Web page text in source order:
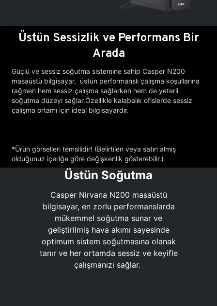
Üstün Sessizlik ve Performans Bir
Arada
Güçlü ve sessiz soğutma sistemine sahip Casper N200
masaüstü bilgisayar, üstün performanslı çalışma koşullarına
rağmen hem sessiz çalışma sağlarken hem de yeterli
soğutma düzeyi sağlar.Özellikle kalabalık ofislerde sessiz
çalışma ortamı için ideal bilgisayardır.
*Ürün görselleri temsilidir! (Belirtilen veya satın almış
olduğunuz içeriğe göre değişkenlik gösterebilir.)
Üstün Soğutma
Casper Nirvana N200 masaüstü
bilgisayar, en zorlu performanslarda
mükemmel soğutma sunar ve
geliştirilmiş hava akımı sayesinde
optimum sistem soğutmasına olanak
tanır ve her ortamda sessiz ve keyifle
çalışmanızı sağlar.